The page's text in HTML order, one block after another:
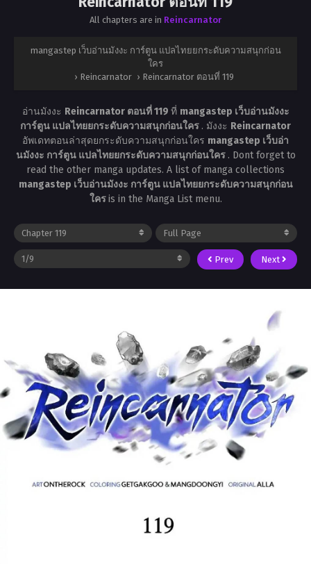
All chapters are in Reincarnator
mangastep เว็บอ่านมังงะ การ์ตูน แปลไทยยกระดับความสนุกก่อน
ใคร
› Reincarnator › Reincarnator ตอนที่ 119
อ่านมังงะ Reincarnator ตอนที่ 119 ที่ mangastep เว็บอ่านมังงะ
การ์ตูน แปลไทยยกระดับความสนุกก่อนใคร . มังงะ Reincarnator
อัพเดทตอนล่าสุดยกระดับความสนุกก่อนใคร mangastep เว็บอ่า
นมังงะ การ์ตูน แปลไทยยกระดับความสนุกก่อนใคร . Dont forget to
read the other manga updates. A list of manga collections
mangastep เว็บอ่านมังงะ การ์ตูน แปลไทยยกระดับความสนุกก่อน
ใครis in the Manga List menu.
Prev Next